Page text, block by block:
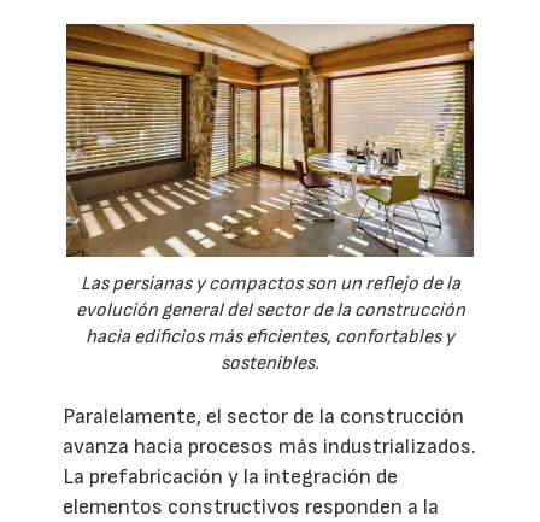
Las persianas y compactos son un reflejo de la
evolución general del sector de la construcción
hacia edificios más eficientes, confortables y
sostenibles.
Paralelamente, el sector de la construcción
avanza hacia procesos más industrializados.
La prefabricación y la integración de
elementos constructivos responden a la